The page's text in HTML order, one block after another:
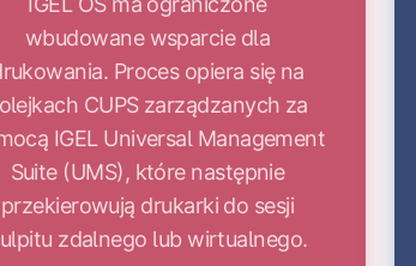
wbudowane wsparcie dla
Proces opiera się na
CUPS zarządzanych za
IGEL Universal Management
Suite (UMS), które następnie
przekierowują drukarki do sesji
zdalnego lub wirtualnego.